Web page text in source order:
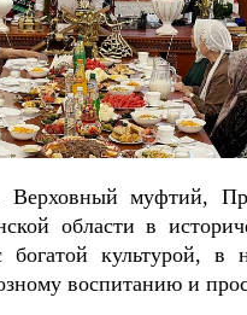
Верховный муфтий,
области в
богатой культурой,
воспитанию и